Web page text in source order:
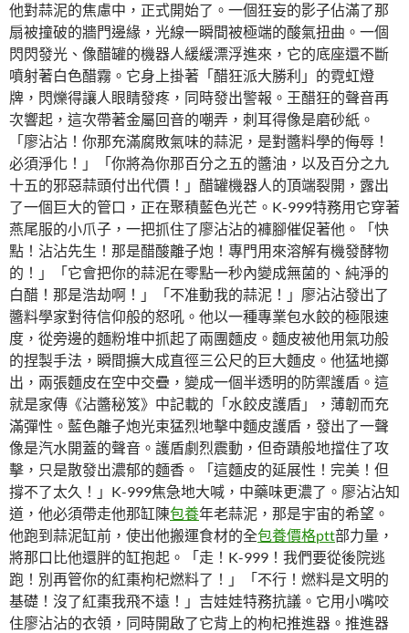
他對蒜泥的焦慮中，正式開始了。一個狂妄的影子佔滿了那
扇被撞破的牆門邊緣，光線一瞬間被極端的酸氣扭曲。一個
閃閃發光、像醋罐的機器人緩緩漂浮進來，它的底座還不斷
噴射著白色醋霧。它身上掛著「醋狂派大勝利」的霓虹燈
牌，閃爍得讓人眼睛發疼，同時發出警報。王醋狂的聲音再
次響起，這次帶著金屬回音的嘲弄，刺耳得像是磨砂紙。
「廖沾沾！你那充滿腐敗氣味的蒜泥，是對醬料學的侮辱！
必須淨化！」「你將為你那百分之五的醬油，以及百分之九
十五的邪惡蒜頭付出代價！」醋罐機器人的頂端裂開，露出
了一個巨大的管口，正在聚積藍色光芒。K-999特務用它穿著
燕尾服的小爪子，一把抓住了廖沾沾的褲腳催促著他。「快
點！沾沾先生！那是醋酸離子炮！專門用來溶解有機發酵物
的！」「它會把你的蒜泥在零點一秒內變成無菌的、純淨的
白醋！那是浩劫啊！」「不准動我的蒜泥！」廖沾沾發出了
醬料學家對待信仰般的怒吼。他以一種專業包水餃的極限速
度，從旁邊的麵粉堆中抓起了兩團麵皮。麵皮被他用氣功般
的捏製手法，瞬間擴大成直徑三公尺的巨大麵皮。他猛地擲
出，兩張麵皮在空中交疊，變成一個半透明的防禦護盾。這
就是家傳《沾醬秘笈》中記載的「水餃皮護盾」，薄韌而充
滿彈性。藍色離子炮光束猛烈地擊中麵皮護盾，發出了一聲
像是汽水開蓋的聲音。護盾劇烈震動，但奇蹟般地擋住了攻
擊，只是散發出濃郁的麵香。「這麵皮的延展性！完美！但
撐不了太久！」K-999焦急地大喊，中藥味更濃了。廖沾沾知
道，他必須帶走他那缸陳包養年老蒜泥，那是宇宙的希望。
他跑到蒜泥缸前，使出他搬運食材的全包養價格ptt部力量，
將那口比他還胖的缸抱起。「走！K-999！我們要從後院逃
跑！別再管你的紅棗枸杞燃料了！」「不行！燃料是文明的
基礎！沒了紅棗我飛不遠！」吉娃娃特務抗議。它用小嘴咬
住廖沾沾的衣領，同時開啟了它背上的枸杞推進器。推進器